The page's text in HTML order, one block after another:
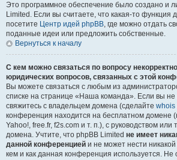
Это программное обеспечение было создано и
Limited. Если вы считаете, что какая-то функция
посетите Центр идей phpBB, где можно отдать
поданные идеи или предложить собственные.
Вернуться к началу
С кем можно связаться по вопросу
юридических вопросов, связанных с этой
Вы можете связаться с любым из
списке на странице «Наша команда». Если вы не
свяжитесь с владельцем домена (сделайте whois
конференция находится на бесплатном домене
Yahoo!, free.fr, f2s.com и т. п.), с руководством или
домена. Учтите, что phpBB Limited не имеет
данной конференцией и не может нести
кем и как данная конференция используется. Не